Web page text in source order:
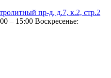
пр-д, д.7, к.2, стр.2
– 15:00 Воскресенье: